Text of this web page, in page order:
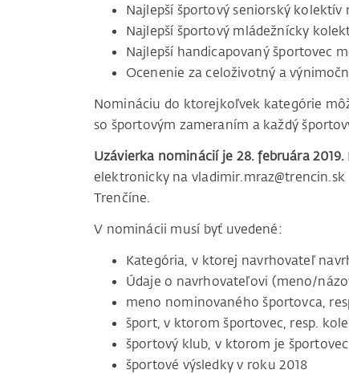
Najlepší športový seniorský kolektív
Najlepší športový mládežnícky
Najlepší handicapovaný športovec
Ocenenie za celoživotný a
Nomináciu do ktorejkoľvek kategórie
so športovým zameraním a každý
Uzávierka nominácií je 28. februára 2019.
elektronicky na
Trenčíne.
V nominácii musí byť uvedené:
Kategória, v ktorej navrhovateľ
Údaje o navrhovateľovi (meno/
meno nominovaného športovca,
šport, v ktorom športovec, resp.
športový klub, v ktorom je
športové výsledky v roku 2018